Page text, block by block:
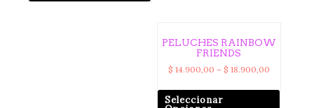
PELUCHES RAINBOW
FRIENDS
$ 14.900,00 – $ 18.900,00
Seleccionar